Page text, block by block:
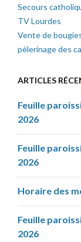
Secours
TV Lourdes
Vente de
pèlerinage des
ARTICLES
Feuille
2026
Feuille
2026
Horaire des
Feuille
2026